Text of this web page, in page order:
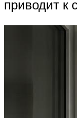
приводит к